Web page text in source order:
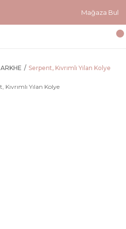
Mağaza Bul
ARKHE Serpent, Kıvrımlı Yılan Kolye